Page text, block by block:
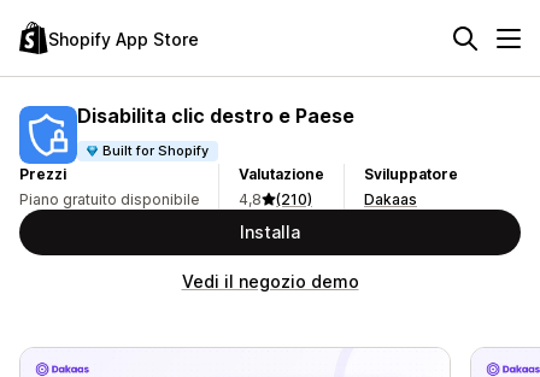
Shopify App Store
Disabilita clic destro e Paese
Built for Shopify
Prezzi
Piano gratuito disponibile
Valutazione
4,8
(210)
Sviluppatore
Dakaas
Installa
Vedi il negozio demo